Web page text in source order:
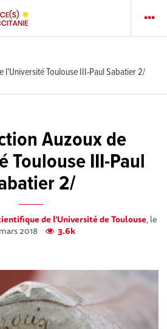
l'Université Toulouse III-Paul Sabatier 2/
Auzoux de
Toulouse III-Paul
2/
de l'Université de Toulouse, le
2018
3.6k